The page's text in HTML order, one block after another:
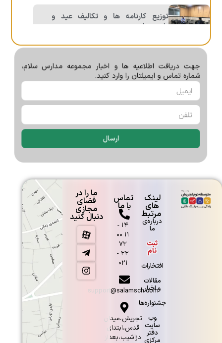
توزيع كارنامه ها و تكاليف عيد و
يادبودها
تحصیلی ۱۴۰۴-۱۴۰۵ | جزئیات و نکات
مهم
صحبتی با بچه های عزیز پایه دهم
ارائه کنفرانس عدد طلایی
جهت دریافت اطلاعیه ها و اخبار مجموعه مدارس سلام،
شماره تماس و ایمیلتان را وارد کنید.
ارسال
لینک
های
مرتبط
درباره‌ی
ما
ثبت
نام
افتخارات
مقالات
و اخبار
جشنواره‌ها
وب
سایت
دفتر
مرکزی
تماس
با ما
۱۴ -
۱۱ ۰۰
۷۲
۲۲ -
۰۲۱
support@salamsch.com
تجریش،میدان
قدس،ابتدای
دزاشیب،بعداز
ما را در
فضای
مجازی
دنبال کنید